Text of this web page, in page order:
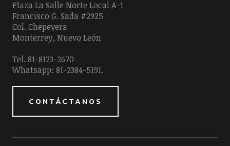
Plaza La Salle Norte Local A-1
Francisco G. Sada #2925
Col. Chepevera
Monterrey, Nuevo León
Tel. 81-8123-2670
Whatsapp: 81-2384-5191.
CONTÁCTANOS